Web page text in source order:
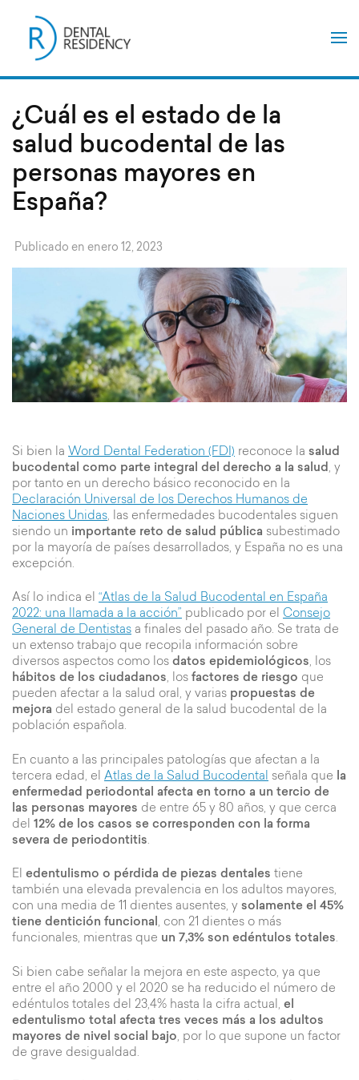
contenido
(presiona
¿Cuál es el estado de la
salud bucodental de las
personas mayores en
España?
Publicado en enero 12, 2023
Si bien la Word Dental Federation (FDI) reconoce la salud
bucodental como parte integral del derecho a la salud , y
por tanto en un derecho básico reconocido en la
Declaración Universal de los Derechos Humanos de
Naciones Unidas, las enfermedades bucodentales siguen
siendo un importante reto de salud pública subestimado
por la mayoría de países desarrollados, y España no es una
excepción.
Así lo indica el “Atlas de la Salud Bucodental en España
2022: una llamada a la acción”
publicado por el Consejo
General de Dentistas a finales del pasado año. Se trata de
un extenso trabajo que recopila información sobre
diversos aspectos como los datos epidemiológicos, los
hábitos de los ciudadanos, los factores de riesgo que
pueden afectar a la salud oral, y varias propuestas de
mejora del estado general de la salud bucodental de la
población española.
En cuanto a las principales patologías que afectan a la
tercera edad, el Atlas de la Salud Bucodental señala que la
enfermedad periodontal afecta en torno a un tercio de
las personas mayores de entre 65 y 80 años, y que cerca
del 12% de los casos se corresponden con la forma
severa de periodontitis.
El edentulismo o pérdida de piezas dentales tiene
también una elevada prevalencia en los adultos mayores,
con una media de 11 dientes ausentes, y solamente el 45%
tiene dentición funcional, con 21 dientes o más
funcionales, mientras que un 7,3% son edéntulos totales.
Si bien cabe señalar la mejora en este aspecto, ya que
entre el año 2000 y el 2020 se ha reducido el número de
edéntulos totales del 23,4% hasta la cifra actual, el
edentulismo total afecta tres veces más a los adultos
mayores de nivel social bajo, por lo que supone un factor
de grave desigualdad.